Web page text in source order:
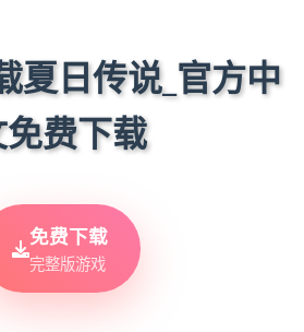
夏日传说_官方中
费下载
免费下载
完整版游戏